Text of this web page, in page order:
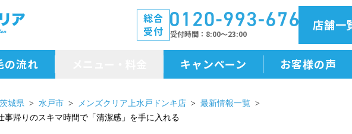
総合
受付
受付時間 8:00～23:00
店舗一
の流れ
メニュー・料金
キャンペーン お客様の声
茨城県 水戸市 メンズクリア上水戸ドンキ店
最新情報一覧
事帰りのスキマ時間で「清潔感」を手に入れる